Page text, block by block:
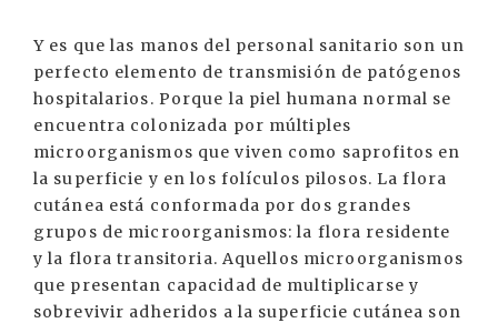
Y es que las manos del personal sanitario son un
perfecto elemento de transmisión de patógenos
hospitalarios. Porque la piel humana normal se
encuentra colonizada por múltiples
microorganismos que viven como saprofitos en
la superficie y en los folículos pilosos. La flora
cutánea está conformada por dos grandes
grupos de microorganismos: la flora residente
y la flora transitoria. Aquellos microorganismos
que presentan capacidad de multiplicarse y
sobrevivir adheridos a la superficie cutánea son